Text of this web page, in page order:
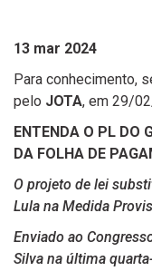
13 mar 2024
Para conhecimento,
pelo JOTA, em 29/
ENTENDA O PL DO
DA FOLHA DE
O projeto de lei
Lula na Medida
Enviado ao
Silva na última